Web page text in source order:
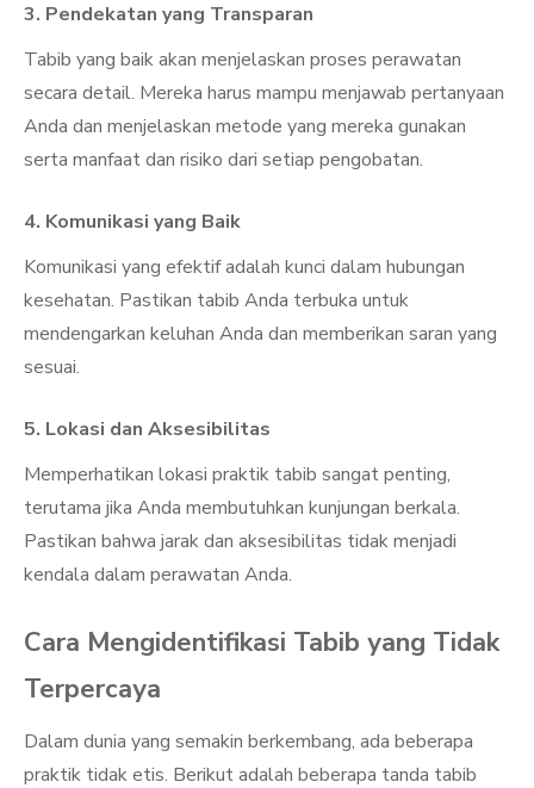
3. Pendekatan yang Transparan
Tabib yang baik akan menjelaskan proses perawatan
secara detail. Mereka harus mampu menjawab pertanyaan
Anda dan menjelaskan metode yang mereka gunakan
serta manfaat dan risiko dari setiap pengobatan.
4. Komunikasi yang Baik
Komunikasi yang efektif adalah kunci dalam hubungan
kesehatan. Pastikan tabib Anda terbuka untuk
mendengarkan keluhan Anda dan memberikan saran yang
sesuai.
5. Lokasi dan Aksesibilitas
Memperhatikan lokasi praktik tabib sangat penting,
terutama jika Anda membutuhkan kunjungan berkala.
Pastikan bahwa jarak dan aksesibilitas tidak menjadi
kendala dalam perawatan Anda.
Cara Mengidentifikasi Tabib yang Tidak
Terpercaya
Dalam dunia yang semakin berkembang, ada beberapa
praktik tidak etis. Berikut adalah beberapa tanda tabib